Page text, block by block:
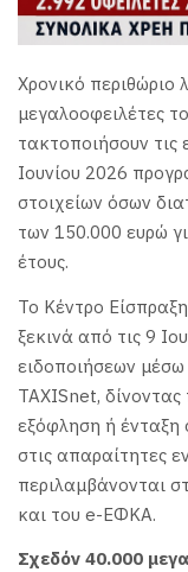
Χρονικό περιθώριο
μεγαλοοφειλέτες
τακτοποιήσουν τις
Ιουνίου 2026
στοιχείων όσων
των 150.000 ευρώ
έτους.
Το Κέντρο
ξεκινά από τις 9
ειδοποιήσεων
TAXISnet, δίνοντας
εξόφληση ή ένταξη
στις απαραίτητες
περιλαμβάνονται
και του e-ΕΦΚΑ.
Σχεδόν 40.000